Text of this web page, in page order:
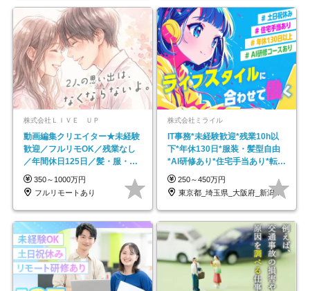
株式会社ＬＩＶＥ ＵＰ
動画編集クリエイター★未経験
歓迎／フルリモOK／残業なし
／年間休日125日／髪・服・ネ
イル自由／研修充実で安心
350～1000万円
フルリモートあり
株式会社ミライル
IT事務*未経験歓迎*残業10h以
下*年休130日*服装・髪型自由
*AI研修あり*住宅手当あり*転勤
なし
250～450万円
東京都_埼玉県_大阪府_新潟県_福岡県